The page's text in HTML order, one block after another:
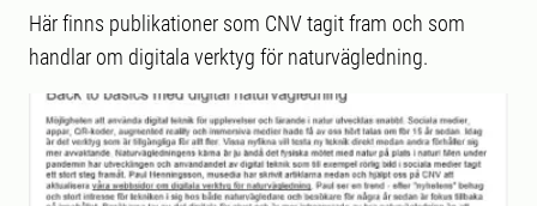
Här finns publikationer som CNV tagit fram och som
handlar om digitala verktyg för naturvägledning.